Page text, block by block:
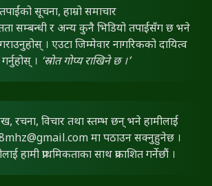
तपाईंको सूचना, हाम्रो समाचार
सम्बन्धी र अन्य कुनै भिडियो तपाईंसँग छ भने
। एउटा जिम्मेवार नागरिकको दायित्व
। ‘स्रोत गोप्य राखिने छ ।’
रचना, विचार तथा स्तम्भ छन् भने हामीलाई
मा पठाउन सक्नुहुनेछ ।
हामी प्राथमिकताका साथ प्रकाशित गर्नेछौं ।